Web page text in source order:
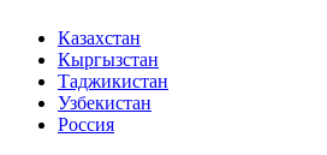
Казахстан
Кыргызстан
Таджикистан
Узбекистан
Россия